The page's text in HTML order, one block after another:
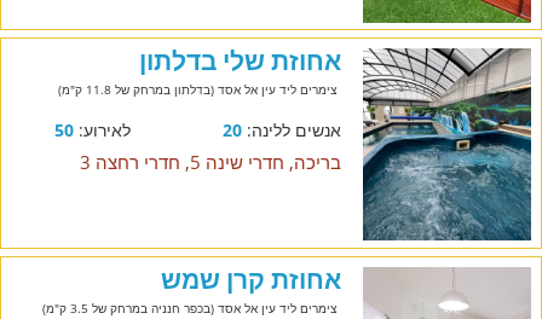
אחוזת שלי בדלתון
צימרים ליד עין אל אסד (בדלתון במרחק של 11.8 ק"מ)
אנשים ללינה:20 לאירוע:50
בריכה, חדרי שינה 5, חדרי רחצה 3
אחוזת קרן שמש
צימרים ליד עין אל אסד (בכפר חנניה במרחק של 3.5 ק"מ)